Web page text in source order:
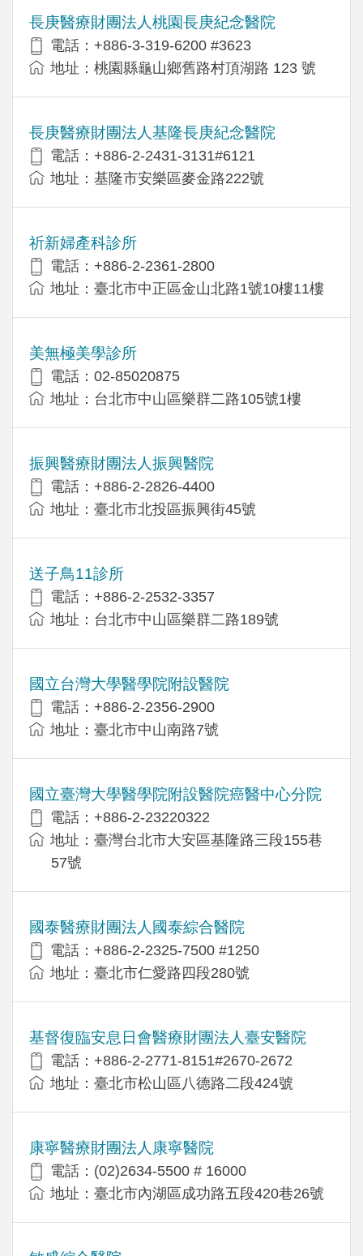
長庚醫療財團法人桃園長庚紀念醫院
電話：+886-3-319-6200 #3623
地址：桃園縣龜山鄉舊路村頂湖路 123 號
長庚醫療財團法人基隆長庚紀念醫院
電話：+886-2-2431-3131#6121
地址：基隆市安樂區麥金路222號
祈新婦產科診所
電話：+886-2-2361-2800
地址：臺北市中正區金山北路1號10樓11樓
美無極美學診所
電話：02-85020875
地址：台北市中山區樂群二路105號1樓
振興醫療財團法人振興醫院
電話：+886-2-2826-4400
地址：臺北市北投區振興街45號
送子鳥11診所
電話：+886-2-2532-3357
地址：台北巿中山區樂群二路189號
國立台灣大學醫學院附設醫院
電話：+886-2-2356-2900
地址：臺北市中山南路7號
國立臺灣大學醫學院附設醫院癌醫中心分院
電話：+886-2-23220322
地址：臺灣台北市大安區基隆路三段155巷
57號
國泰醫療財團法人國泰綜合醫院
電話：+886-2-2325-7500 #1250
地址：臺北市仁愛路四段280號
基督復臨安息日會醫療財團法人臺安醫院
電話：+886-2-2771-8151#2670-2672
地址：臺北市松山區八德路二段424號
康寧醫療財團法人康寧醫院
電話：(02)2634-5500 # 16000
地址：臺北市內湖區成功路五段420巷26號